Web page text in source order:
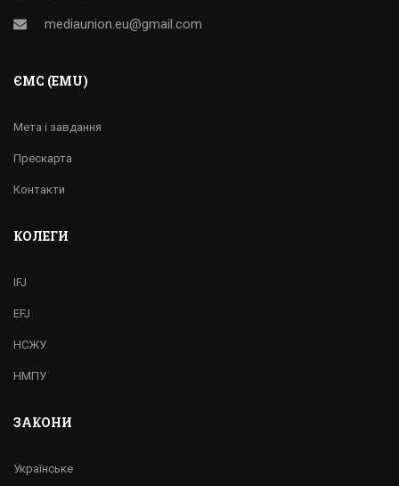
mediaunion.eu@gmail.com
ЄМС (EMU)
Мета і завдання
Прескарта
Контакти
КОЛЕГИ
IFJ
EFJ
НСЖУ
НМПУ
ЗАКОНИ
Українське